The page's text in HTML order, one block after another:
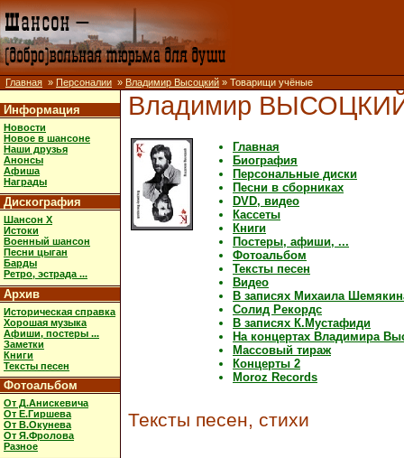
Главная » Персоналии » Владимир Высоцкий » Товарищи учёные
Информация
Новости
Новое в шансоне
Наши друзья
Анонсы
Афиша
Награды
Дискография
Шансон X
Истоки
Военный шансон
Песни цыган
Барды
Ретро, эстрада ...
Архив
Историческая справка
Хорошая музыка
Афиши, постеры ...
Заметки
Книги
Тексты песен
Фотоальбом
От Д.Анискевича
От Е.Гиршева
От В.Окунева
От Я.Фролова
Разное
Владимир
Главная
Биография
Персональные диски
Песни в сборниках
DVD, видео
Кассеты
Книги
Постеры, афиши, ...
Фотоальбом
Тексты песен
Видео
В записях Михаила
Солид Рекордс
В записях К.Мустафиди
На концертах Владимира
Массовый тираж
Концерты 2
Moroz Records
Тексты песен, стихи